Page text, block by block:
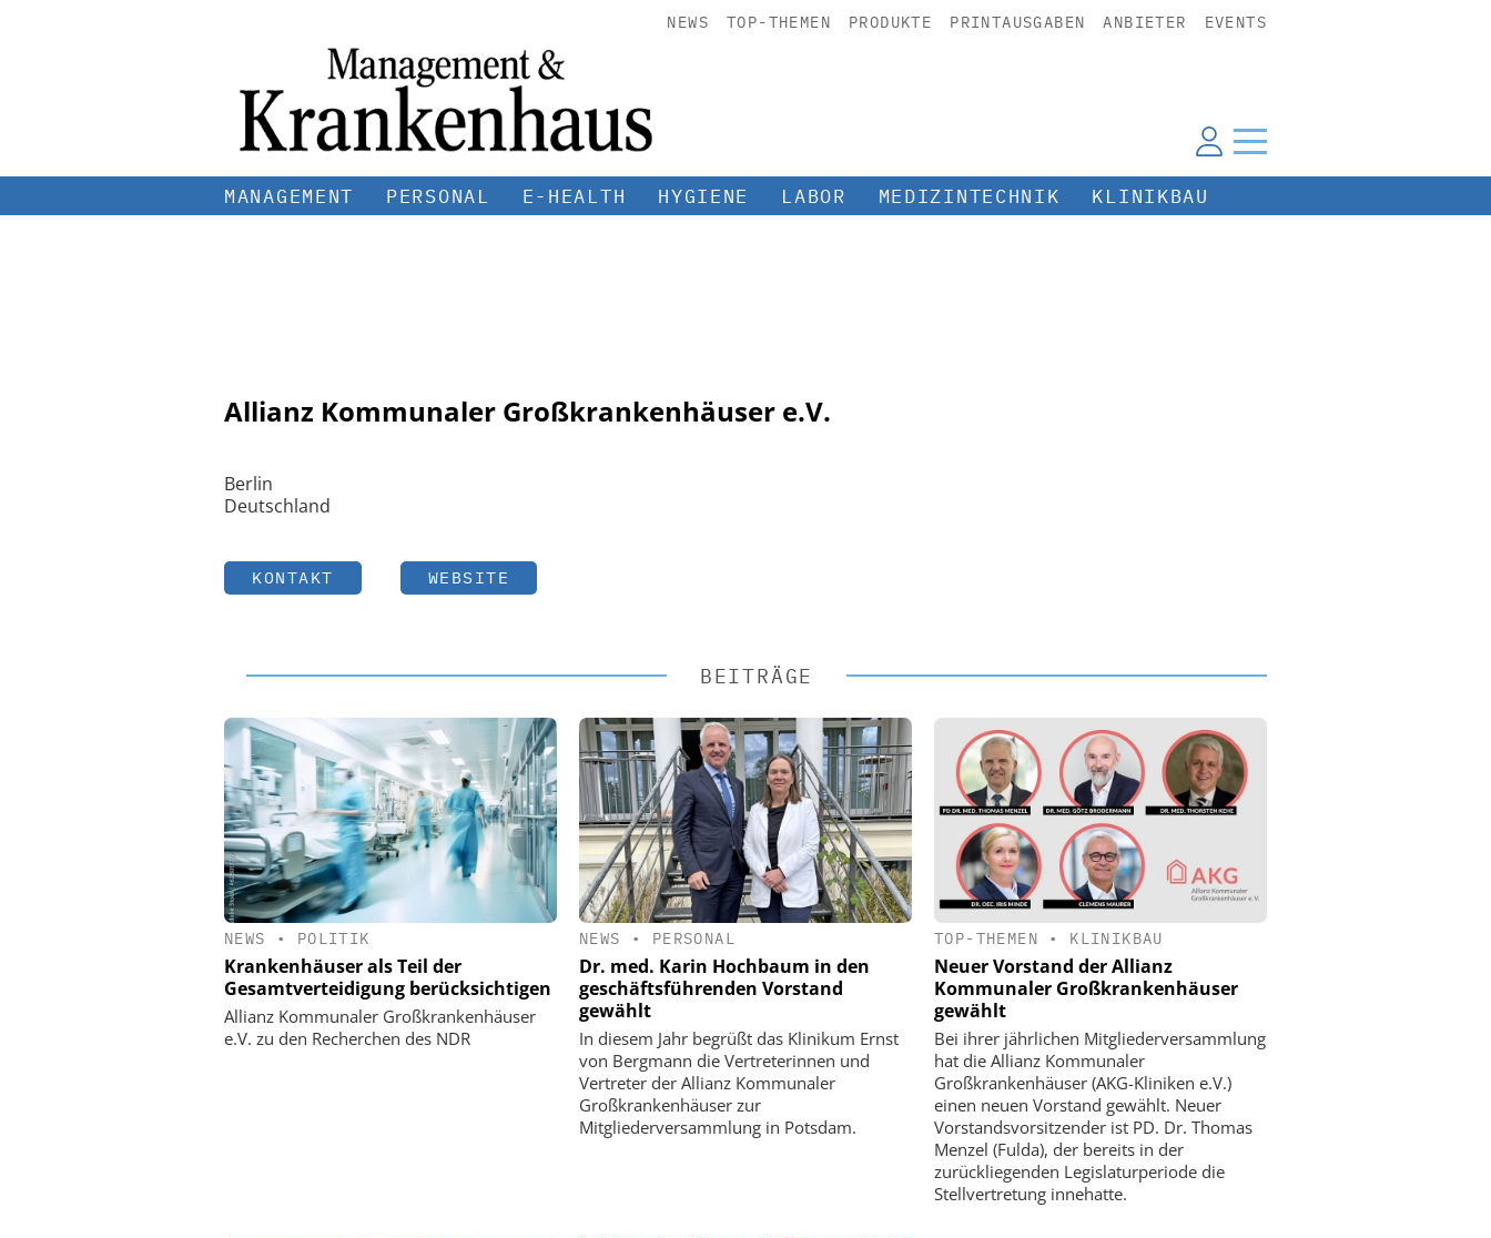
NEWS TOP-THEMEN PRODUKTE PRINTAUSGABEN ANBIETER EVENTS
MANAGEMENT PERSONAL E-HEALTH HYGIENE LABOR MEDIZINTECHNIK KLINIKBAU
Allianz Kommunaler Großkrankenhäuser e.V.
Berlin
Deutschland
KONTAKT WEBSITE
BEITRÄGE
NEWS • POLITIK
Krankenhäuser als Teil der
Gesamtverteidigung berücksichtigen
Allianz Kommunaler Großkrankenhäuser
e.V. zu den Recherchen des NDR
NEWS • PERSONAL
Dr. med. Karin Hochbaum in den
geschäftsführenden Vorstand
gewählt
In diesem Jahr begrüßt das Klinikum Ernst
von Bergmann die Vertreterinnen und
Vertreter der Allianz Kommunaler
Großkrankenhäuser zur
Mitgliederversammlung in Potsdam.
TOP-THEMEN • KLINIKBAU
Neuer Vorstand der Allianz
Kommunaler Großkrankenhäuser
gewählt
Bei ihrer jährlichen Mitgliederversammlung
hat die Allianz Kommunaler
Großkrankenhäuser (AKG-Kliniken e.V.)
einen neuen Vorstand gewählt. Neuer
Vorstandsvorsitzender ist PD. Dr. Thomas
Menzel (Fulda), der bereits in der
zurückliegenden Legislaturperiode die
Stellvertretung innehatte.